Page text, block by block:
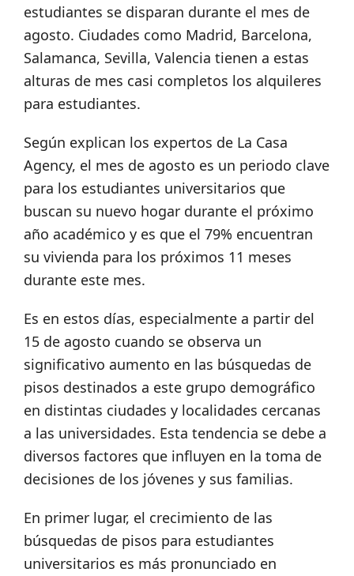
estudiantes se disparan durante el mes de
agosto. Ciudades como Madrid, Barcelona,
Salamanca, Sevilla, Valencia tienen a estas
alturas de mes casi completos los alquileres
para estudiantes.
Según explican los expertos de La Casa
Agency, el mes de agosto es un periodo clave
para los estudiantes universitarios que
buscan su nuevo hogar durante el próximo
año académico y es que el 79% encuentran
su vivienda para los próximos 11 meses
durante este mes.
Es en estos días, especialmente a partir del
15 de agosto cuando se observa un
significativo aumento en las búsquedas de
pisos destinados a este grupo demográfico
en distintas ciudades y localidades cercanas
a las universidades. Esta tendencia se debe a
diversos factores que influyen en la toma de
decisiones de los jóvenes y sus familias.
En primer lugar, el crecimiento de las
búsquedas de pisos para estudiantes
universitarios es más pronunciado en